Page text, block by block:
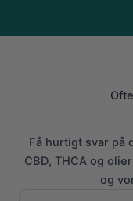
Få hurtigt svar på
CBD, THCA og
og